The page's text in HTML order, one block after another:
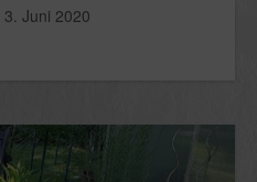
3. Juni 2020